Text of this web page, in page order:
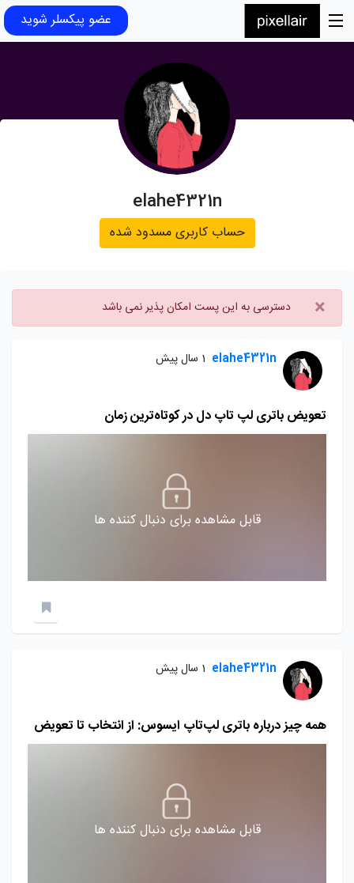
عضو پیکسلر شوید
elahe4321n
حساب کاربری مسدود شده
× دسترسی به این پست امکان پذیر نمی باشد
elahe4321n 1 سال پیش
تعویض باتری لپ تاپ دل در کوتاه‌ترین زمان
قابل مشاهده برای دنبال کننده ها
elahe4321n 1 سال پیش
همه چیز درباره باتری لپ‌تاپ ایسوس: از انتخاب تا تعویض
قابل مشاهده برای دنبال کننده ها